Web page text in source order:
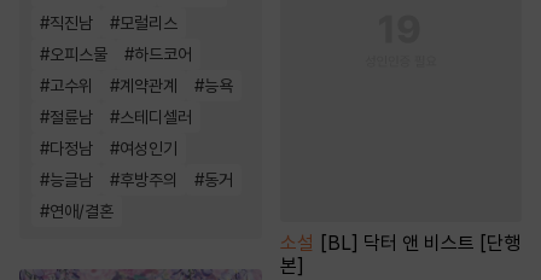
#직진남 #모럴리스
#오피스물 #하드코어
#고수위 #계약관계 #능욕
#절륜남 #스테디셀러
#다정남 #여성인기
#능글남 #후방주의 #동거
#연애/결혼
소설
[BL] 닥터 앤 비스트 [단행
본]